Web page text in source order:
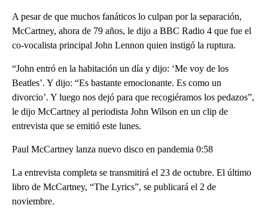
A pesar de que muchos fanáticos lo culpan por la separación,
McCartney, ahora de 79 años, le dijo a BBC Radio 4 que fue el
co-vocalista principal John Lennon quien instigó la ruptura.
“John entró en la habitación un día y dijo: ‘Me voy de los
Beatles’. Y dijo: “Es bastante emocionante. Es como un
divorcio’. Y luego nos dejó para que recogiéramos los pedazos”,
le dijo McCartney al periodista John Wilson en un clip de
entrevista que se emitió este lunes.
Paul McCartney lanza nuevo disco en pandemia 0:58
La entrevista completa se transmitirá el 23 de octubre. El último
libro de McCartney, “The Lyrics”, se publicará el 2 de
noviembre.